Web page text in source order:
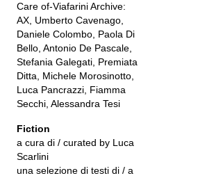
Care of-Viafarini Archive:
AX, Umberto Cavenago,
Daniele Colombo, Paola Di
Bello, Antonio De Pascale,
Stefania Galegati, Premiata
Ditta, Michele Morosinotto,
Luca Pancrazzi, Fiamma
Secchi, Alessandra Tesi
Fiction
a cura di / curated by Luca
Scarlini
una selezione di testi di / a